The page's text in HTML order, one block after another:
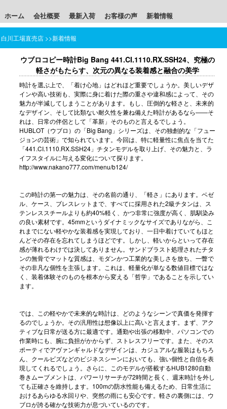
ホーム 会社概要 最新入荷 お客様の声 新着情報
白川工場直売店 >>新着情報
ウブロコピー時計Big Bang 441.CI.1110.RX.SSH24、究極の
軽さがもたらす、次元の異なる装着感と融合の美学
時計を選ぶ上で、「着け心地」はどれほど重要でしょうか。美しいデザ
インや高い技術も、実際に身に着けた際の重さや違和感によって、その
魅力が半減してしまうことがあります。もし、圧倒的な軽さと、未来的
なデザイン、そして比類ない耐久性を兼ね備えた時計があるなら——そ
れは、日常の伴侶として「革新」そのものと言えるでしょう。
HUBLOT（ウブロ）の「Big Bang」シリーズは、その独創的な「フュー
ジョンの芸術」で知られています。今回は、特に軽量性に焦点を当てた
「441.CI.1110.RX.SSH24」チタンモデルを取り上げ、その魅力と、ラ
イフスタイルに与える変化について探ります。
http://www.nakano777.com/menu/b124/
この時計の第一の魅力は、その名前の通り、「軽さ」にあります。ベゼ
ル、ケース、ブレスレットまで、すべてに採用された2級チタンは、ス
テンレススチールよりも約40%軽く、かつ非常に強度が高く、肌馴染み
の良い素材です。45mmというダイナミックなサイズでありながら、こ
れまでにない軽やかな装着感を実現しており、一日中着けていてもほと
んどその存在を忘れてしまうほどです。しかし、軽いからといって存在
感が薄れるわけでは決してありません。サンドブラスト処理されたチタ
ンの無骨でマットな質感は、モダンかつ工業的な美しさを放ち、一瞥で
その非凡な個性を主張します。これは、軽量化が単なる数値目標ではな
く、装着体験そのものを根本から変える「哲学」であることを示してい
ます。
では、この軽やかで未来的な時計は、どのようなシーンで真価を発揮す
るのでしょうか。その汎用性は想像以上に高いと言えます。まず、アク
ティブな日常が送る方に最適です。通勤や出張の移動中、パソコンでの
作業時にも、腕に負担がかからず、ストレスフリーです。また、そのス
ポーティでアヴァンギャルドなデザインは、カジュアルな服装はもちろ
ん、クールビズなどのビジネスシーンにおいても、強い個性と自信を表
現してくれるでしょう。さらに、このモデルが搭載するHUB1280自動
巻きムーブメントは、パワーリサーチが72時間と長く、週末時計を外し
ても正確さを維持します。100mの防水性能も備えるため、日常生活に
おけるあらゆる水回りや、突然の雨にも安心です。軽さの裏側には、ウ
ブロが誇る確かな技術力が息づいているのです。